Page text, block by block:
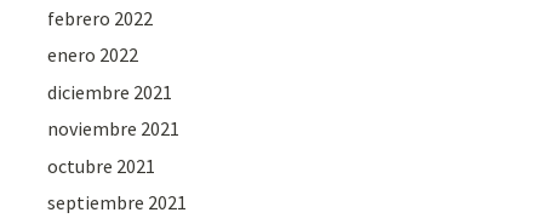
febrero 2022
enero 2022
diciembre 2021
noviembre 2021
octubre 2021
septiembre 2021